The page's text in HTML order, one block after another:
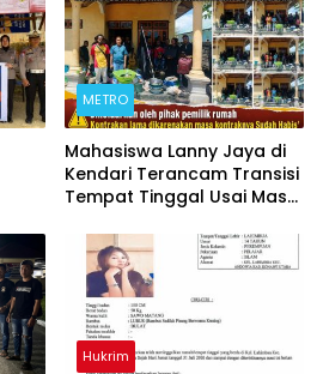
METRO
Mahasiswa Lanny Jaya di
Kendari Terancam Transisi
Tempat Tinggal Usai Masa
Hukrim